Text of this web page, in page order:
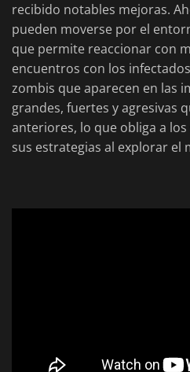
recibido notables mejoras.
pueden moverse por el
que permite reaccionar con
encuentros con los
zombis que aparecen en las
grandes, fuertes y agresivas
anteriores, lo que obliga a
sus estrategias al explorar el